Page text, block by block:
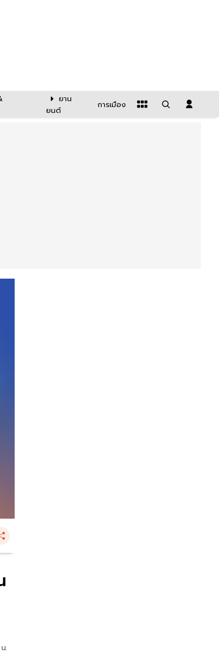
ยาน
ยนต์
การเมือง
.